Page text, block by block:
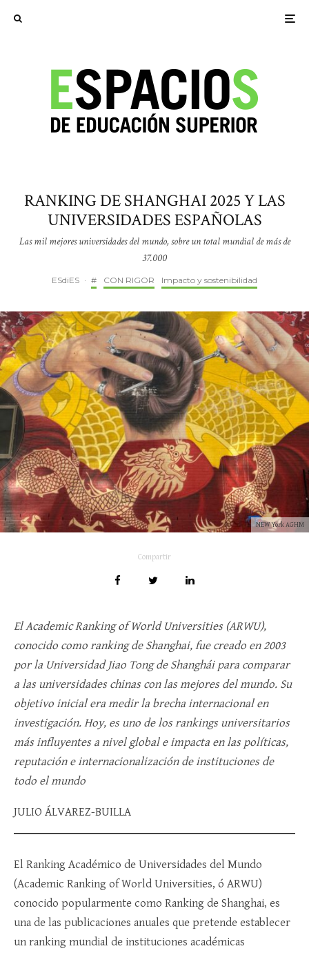
RANKING DE SHANGHAI 2025 Y LAS
UNIVERSIDADES ESPAÑOLAS
Las mil mejores universidades del mundo, sobre un total mundial de más de
37.000
ESdiES · # CON RIGOR Impacto y sostenibilidad
NEW York AGHM
Compartir
El Academic Ranking of World Universities (ARWU),
conocido como ranking de Shanghai, fue creado en 2003
por la Universidad Jiao Tong de Shanghái para comparar
a las universidades chinas con las mejores del mundo. Su
objetivo inicial era medir la brecha internacional en
investigación. Hoy, es uno de los rankings universitarios
más influyentes a nivel global e impacta en las políticas,
reputación e internacionalización de instituciones de
todo el mundo
JULIO ÁLVAREZ-BUILLA
El Ranking Académico de Universidades del Mundo
(Academic Ranking of World Universities, ó ARWU)
conocido popularmente como Ranking de Shanghai, es
una de las publicaciones anuales que pretende establecer
un ranking mundial de instituciones académicas